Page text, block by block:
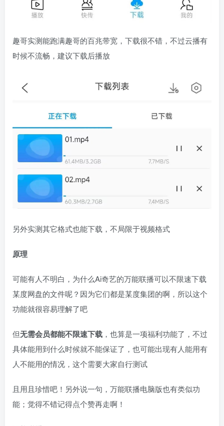
趣哥实测能跑满趣哥的百兆带宽，下载很不错，不过云播有
时候不流畅，建议下载后播放
另外实测其它格式也能下载，不局限于视频格式
原理
可能有人不明白，为什么Ai奇艺的万能联播可以不限速下载
某度网盘的文件呢？因为它们都是某度集团的啊，所以这个
功能就很容易理解了吧
但无需会员都能不限速下载 ，也算是一项福利功能了，不过
具体能用到什么时候就不能保证了，也可能出现有人能用有
人不能用的情况，这个需要大家自行测试
且用且珍惜吧！另外说一句，万能联播电脑版也有类似功
能；觉得不错记得点个赞再走啊！